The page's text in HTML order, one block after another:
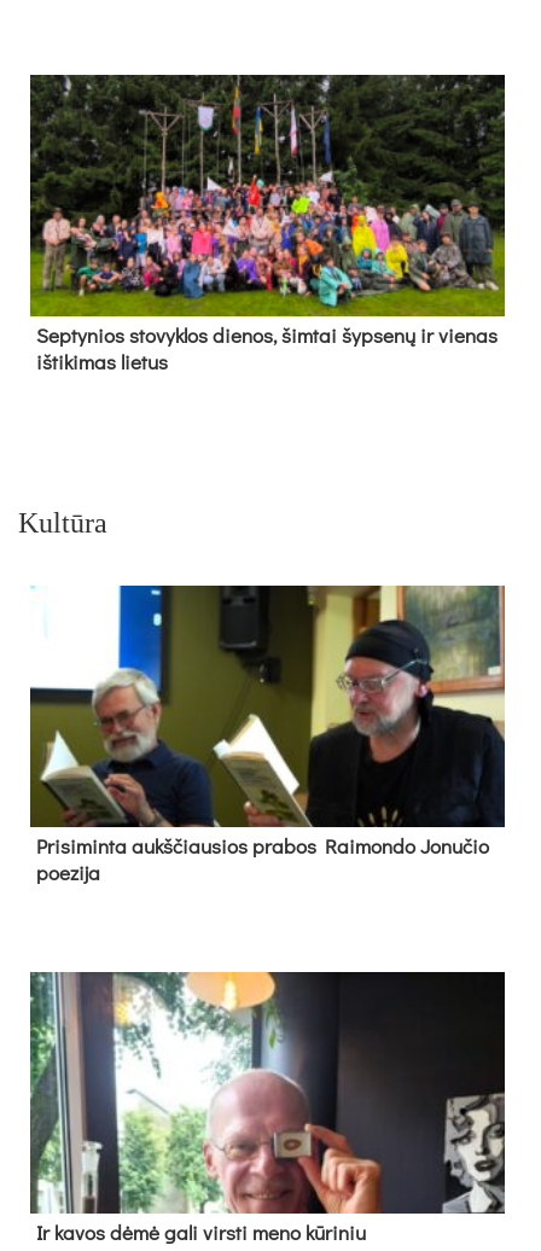
Sep­ty­nios sto­vyk­los die­nos, šim­tai šyp­se­nų ir vie­nas
iš­ti­ki­mas lie­tus
Kultūra
Pri­si­min­ta aukš­čiau­sios pra­bos Rai­mon­do Jo­nu­čio
poe­zi­ja
Ir ka­vos dė­mė ga­li virs­ti me­no kū­ri­niu